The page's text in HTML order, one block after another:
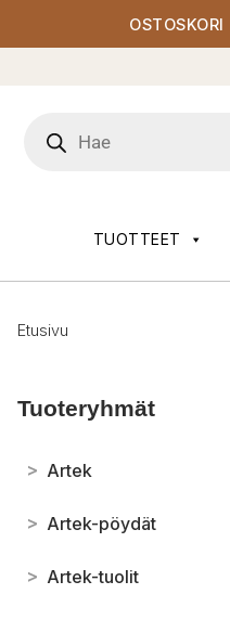
OSTOSKORI
search
TUOTTEET
Etusivu
Tuoteryhmät
> Artek
> Artek-pöydät
> Artek-tuolit